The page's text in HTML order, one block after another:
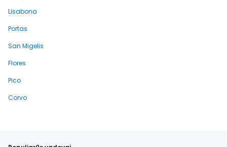
Lisabona
Portas
San Migelis
Flores
Pico
Corvo